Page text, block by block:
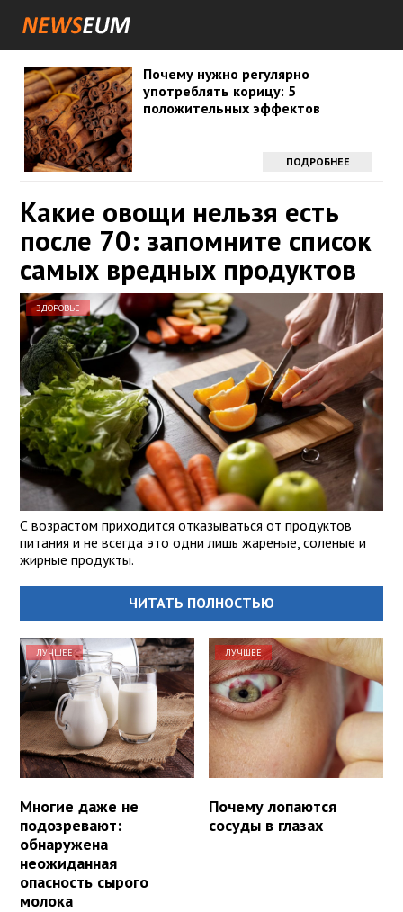
Почему нужно регулярно
употреблять корицу: 5
положительных эффектов
ПОДРОБНЕЕ
Какие овощи нельзя есть
после 70: запомните список
самых вредных продуктов
ЗДОРОВЬЕ
С возрастом приходится отказываться от продуктов
питания и не всегда это одни лишь жареные, соленые и
жирные продукты.
ЧИТАТЬ ПОЛНОСТЬЮ
ЛУЧШЕЕ
Многие даже не
подозревают:
обнаружена
неожиданная
опасность сырого
молока
ЛУЧШЕЕ
Почему лопаются
сосуды в глазах